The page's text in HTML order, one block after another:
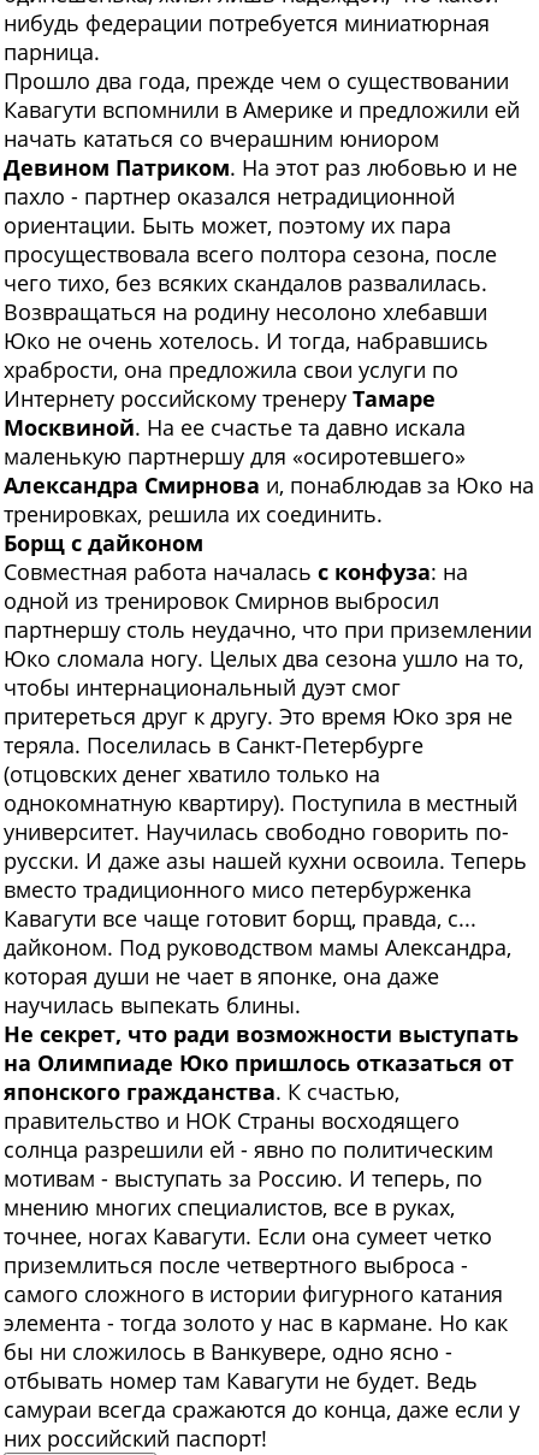
нибудь федерации потребуется миниатюрная
парница.
Прошло два года, прежде чем о существовании
Кавагути вспомнили в Америке и предложили ей
начать кататься со вчерашним юниором
Девином Патриком. На этот раз любовью и не
пахло - партнер оказался нетрадиционной
ориентации. Быть может, поэтому их пара
просуществовала всего полтора сезона, после
чего тихо, без всяких скандалов развалилась.
Возвращаться на родину несолоно хлебавши
Юко не очень хотелось. И тогда, набравшись
храбрости, она предложила свои услуги по
Интернету российскому тренеру Тамаре
Москвиной. На ее счастье та давно искала
маленькую партнершу для «осиротевшего»
Александра Смирнова и, понаблюдав за Юко на
тренировках, решила их соединить.
Борщ с дайконом
Совместная работа началась с конфуза: на
одной из тренировок Смирнов выбросил
партнершу столь неудачно, что при приземлении
Юко сломала ногу. Целых два сезона ушло на то,
чтобы интернациональный дуэт смог
притереться друг к другу. Это время Юко зря не
теряла. Поселилась в Санкт-Петербурге
(отцовских денег хватило только на
однокомнатную квартиру). Поступила в местный
университет. Научилась свободно говорить по-
русски. И даже азы нашей кухни освоила. Теперь
вместо традиционного мисо петербурженка
Кавагути все чаще готовит борщ, правда, с...
дайконом. Под руководством мамы Александра,
которая души не чает в японке, она даже
научилась выпекать блины.
Не секрет, что ради возможности выступать
на Олимпиаде Юко пришлось отказаться от
японского гражданства. К счастью,
правительство и НОК Страны восходящего
солнца разрешили ей - явно по политическим
мотивам - выступать за Россию. И теперь, по
мнению многих специалистов, все в руках,
точнее, ногах Кавагути. Если она сумеет четко
приземлиться после четвертного выброса -
самого сложного в истории фигурного катания
элемента - тогда золото у нас в кармане. Но как
бы ни сложилось в Ванкувере, одно ясно -
отбывать номер там Кавагути не будет. Ведь
самураи всегда сражаются до конца, даже если у
них российский паспорт!